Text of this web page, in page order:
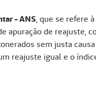
- ANS, que se refere
apuração de reajuste,
sem justa
reajuste igual e o